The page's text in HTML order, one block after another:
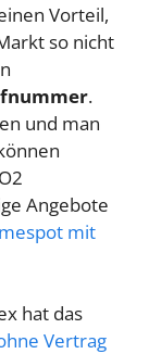
Vorteil,
so nicht
.
und man
Angebote
mit
hat das
Vertrag